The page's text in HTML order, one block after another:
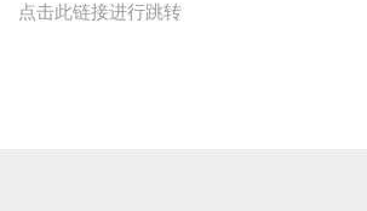
点击此链接进行跳转